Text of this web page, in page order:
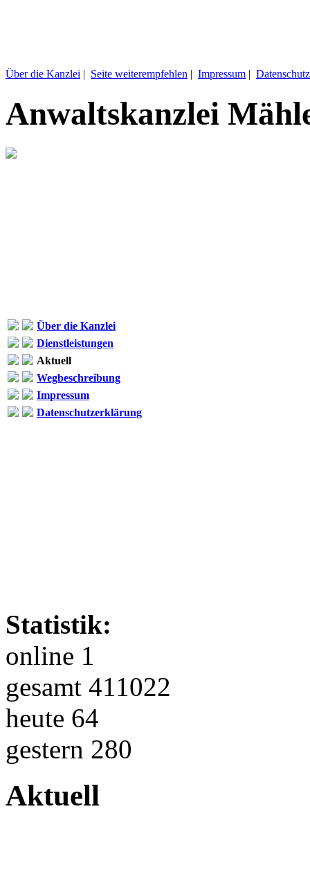
Über die Kanzlei | Seite weiterempfehlen | Impressum |
Anwaltskanzlei
Über die Kanzlei
Dienstleistungen
Aktuell
Wegbeschreibung
Impressum
Datenschutzerklärung
Statistik:
online 1
gesamt 411022
heute 64
gestern 280
Aktuell